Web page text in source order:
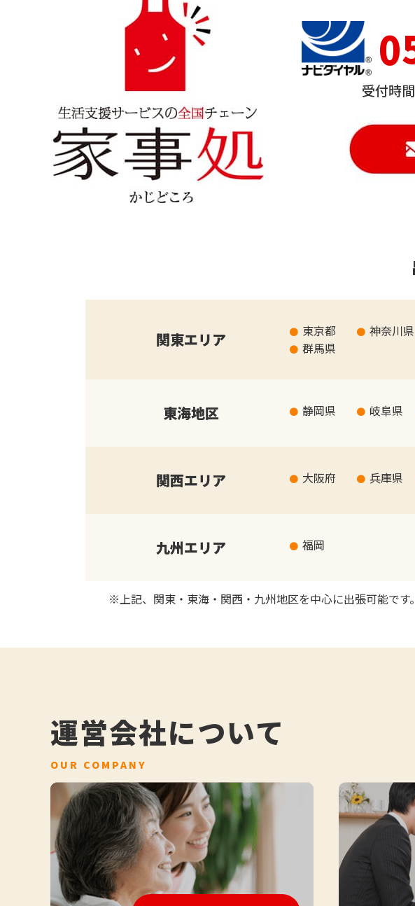
受付時
関東エリア 東京都 神奈川県
群馬県
東海地区 静岡県 岐阜県
関西エリア 大阪府 兵庫県
九州エリア 福岡
※上記、関東・東海・関西・九州地区を中心に出張可能で
運営会社について
OUR COMPANY